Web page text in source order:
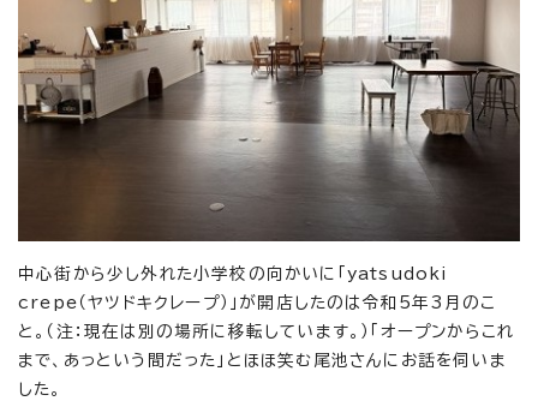
中心街から少し外れた小学校の向かいに「yatsudoki
crepe（ヤツドキクレープ）」が開店したのは令和5年3月のこ
と。（注：現在は別の場所に移転しています。）「オープンからこれ
まで、あっという間だった」とほほ笑む尾池さんにお話を伺いま
した。